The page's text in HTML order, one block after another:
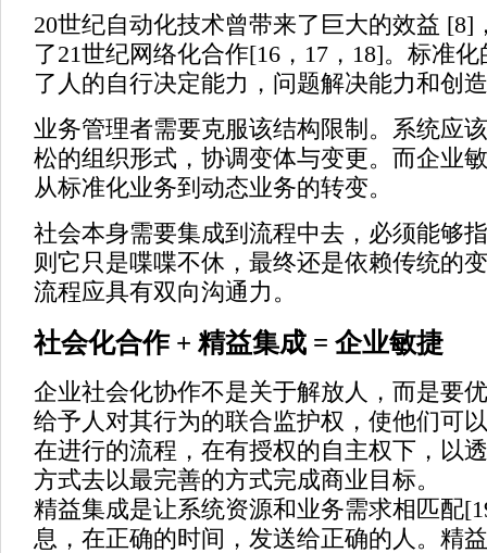
20世纪自动化技术曾带来了巨大的效益 [8]
了21世纪网络化合作[16，17，18]。标准
了人的自行决定能力，问题解决能力和创
业务管理者需要克服该结构限制。系统应
松的组织形式，协调变体与变更。而企业
从标准化业务到动态业务的转变。
社会本身需要集成到流程中去，必须能够
则它只是喋喋不休，最终还是依赖传统的
流程应具有双向沟通力。
社会化合作 + 精益集成 = 企业敏捷
企业社会化协作不是关于解放人，而是要
给予人对其行为的联合监护权，使他们可
在进行的流程，在有授权的自主权下，以
方式去以最完善的方式完成商业目标。
精益集成是让系统资源和业务需求相匹配
息，在正确的时间，发送给正确的人。精